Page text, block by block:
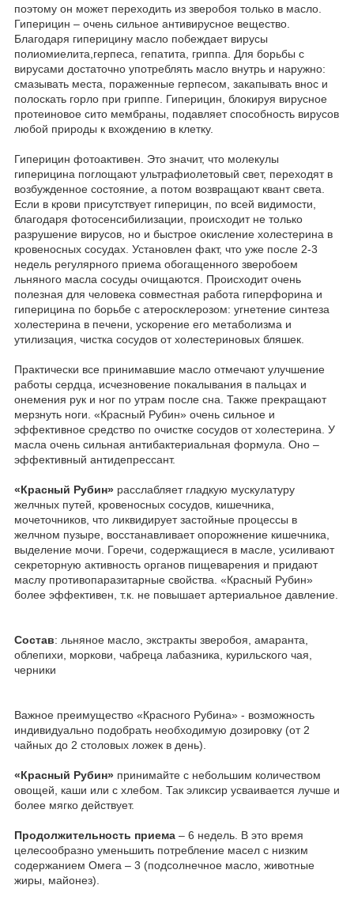
поэтому он может переходить из зверобоя только в масло.
Гиперицин – очень сильное антивирусное вещество.
Благодаря гиперицину масло побеждает вирусы
полиомиелита,герпеса, гепатита, гриппа. Для борьбы с
вирусами достаточно употреблять масло внутрь и наружно:
смазывать места, пораженные герпесом, закапывать внос и
полоскать горло при гриппе. Гиперицин, блокируя вирусное
протеиновое сито мембраны, подавляет способность вирусов
любой природы к вхождению в клетку.
Гиперицин фотоактивен. Это значит, что молекулы
гиперицина поглощают ультрафиолетовый свет, переходят в
возбужденное состояние, а потом возвращают квант света.
Если в крови присутствует гиперицин, по всей видимости,
благодаря фотосенсибилизации, происходит не только
разрушение вирусов, но и быстрое окисление холестерина в
кровеносных сосудах. Установлен факт, что уже после 2-3
недель регулярного приема обогащенного зверобоем
льняного масла сосуды очищаются. Происходит очень
полезная для человека совместная работа гиперфорина и
гиперицина по борьбе с атеросклерозом: угнетение синтеза
холестерина в печени, ускорение его метаболизма и
утилизация, чистка сосудов от холестериновых бляшек.
Практически все принимавшие масло отмечают улучшение
работы сердца, исчезновение покалывания в пальцах и
онемения рук и ног по утрам после сна. Также прекращают
мерзнуть ноги. «Красный Рубин» очень сильное и
эффективное средство по очистке сосудов от холестерина. У
масла очень сильная антибактериальная формула. Оно –
эффективный антидепрессант.
«Красный Рубин» расслабляет гладкую мускулатуру
желчных путей, кровеносных сосудов, кишечника,
мочеточников, что ликвидирует застойные процессы в
желчном пузыре, восстанавливает опорожнение кишечника,
выделение мочи. Горечи, содержащиеся в масле, усиливают
секреторную активность органов пищеварения и придают
маслу противопаразитарные свойства. «Красный Рубин»
более эффективен, т.к. не повышает артериальное давление.
Состав: льняное масло, экстракты зверобоя, амаранта,
облепихи, моркови, чабреца лабазника, курильского чая,
черники
Важное преимущество «Красного Рубина» - возможность
индивидуально подобрать необходимую дозировку (от 2
чайных до 2 столовых ложек в день).
«Красный Рубин» принимайте с небольшим количеством
овощей, каши или с хлебом. Так эликсир усваивается лучше и
более мягко действует.
Продолжительность приема – 6 недель. В это время
целесообразно уменьшить потребление масел с низким
содержанием Омега – 3 (подсолнечное масло, животные
жиры, майонез).